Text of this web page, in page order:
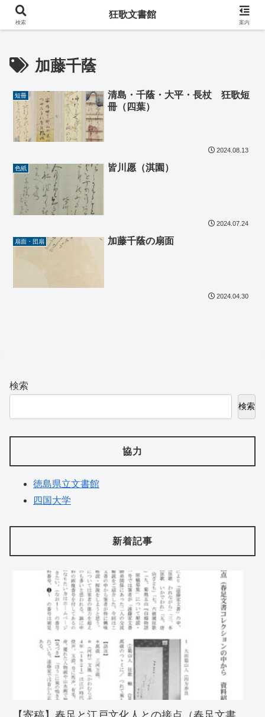
阿波の狂歌師・遠藤春足コレクション
加藤千蔭
短冊
清島・千蔭・大平・長杖 狂歌短
冊（四葉）
2024.08.13
色紙 皆川愿（淇園）
2024.07.24
扇面・団扇 加藤千蔭の扇面
2024.04.30
検索
検索
協力
徳島県立文書館
四国大学
新着記事
検索
狂歌文書館
案内